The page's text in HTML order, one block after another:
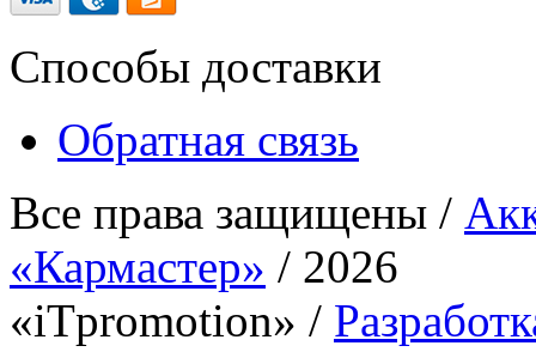
Способы доставки
Обратная связь
Все права защищены /
«Кармастер» / 2026
«iTpromotion» /